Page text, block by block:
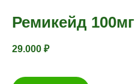
Ремикейд
29.000 ₽